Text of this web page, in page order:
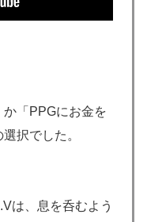
「PPGにお金を
択でした。
は、息を呑むよう